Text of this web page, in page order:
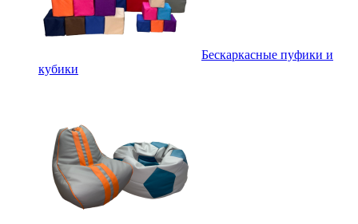
Бескаркасные пуфики и
кубики